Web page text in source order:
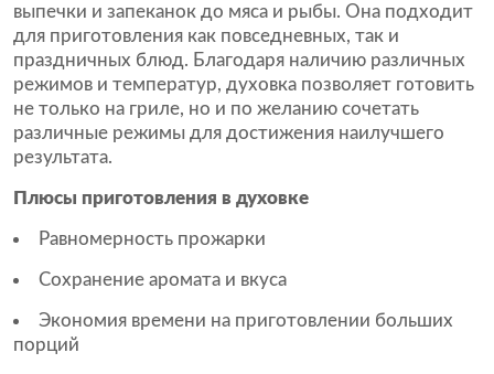
выпечки и запеканок до мяса и рыбы. Она подходит
для приготовления как повседневных, так и
праздничных блюд. Благодаря наличию различных
режимов и температур, духовка позволяет готовить
не только на гриле, но и по желанию сочетать
различные режимы для достижения наилучшего
результата.
Плюсы приготовления в духовке
Равномерность прожарки
Сохранение аромата и вкуса
Экономия времени на приготовлении больших
порций